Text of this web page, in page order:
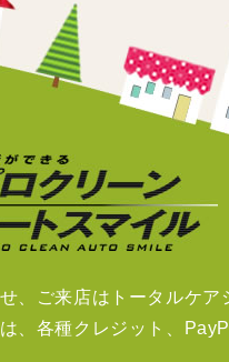
、ご来店はトータルケア
、各種クレジット、